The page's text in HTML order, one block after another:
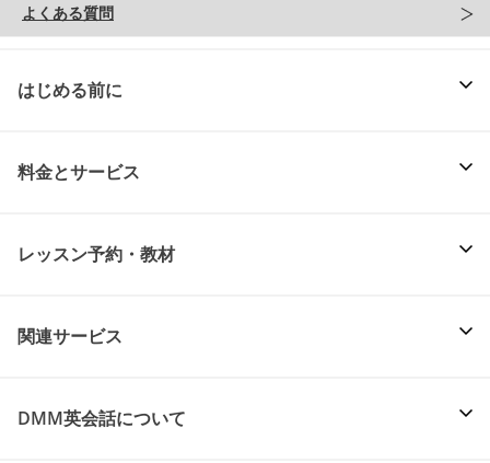
よくある質問
はじめる前に
料金とサービス
レッスン予約・教材
関連サービス
DMM英会話について